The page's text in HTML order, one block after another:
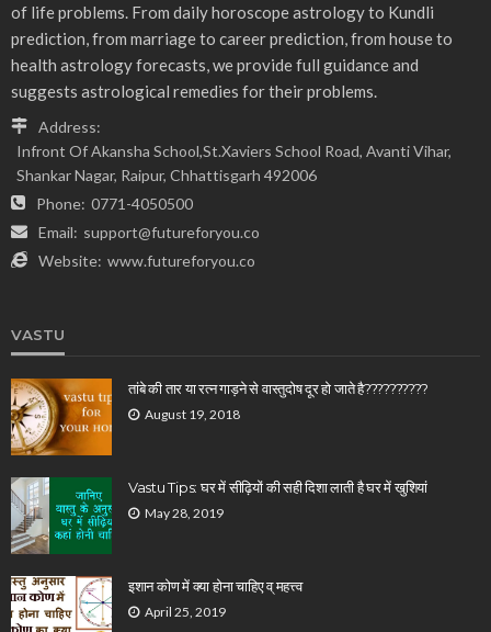
of life problems. From daily horoscope astrology to Kundli
prediction, from marriage to career prediction, from house to
health astrology forecasts, we provide full guidance and
suggests astrological remedies for their problems.
Address:
Infront Of Akansha School,St.Xaviers School Road, Avanti Vihar,
Shankar Nagar, Raipur, Chhattisgarh 492006
Phone: 0771-4050500
Email: support@futureforyou.co
Website: www.futureforyou.co
VASTU
तांबे की तार या रत्न गाड़ने से वास्तुदोष दूर हो जाते है??????????
August 19, 2018
Vastu Tips: घर में सीढ़ियों की सही दिशा लाती है घर में खुशियां
May 28, 2019
इशान कोण में क्या होना चाहिए व् महत्त्व
April 25, 2019